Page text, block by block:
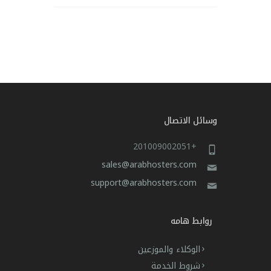
وسائل الاتصال
+201009002051
sales@arabhosters.com
support@arabhosters.com
روابط هامه
الوكلاء والموزعين
شروط الخدمة